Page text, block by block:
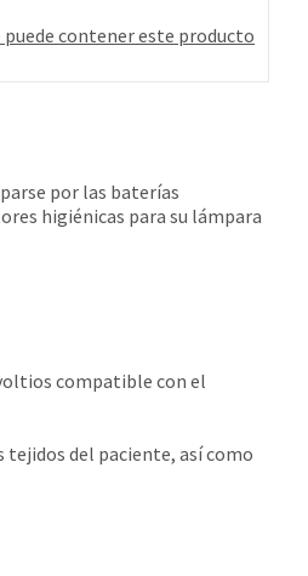
contener este producto
por las baterías
higiénicas para su lámpara
compatible con el
tejidos del paciente, así como